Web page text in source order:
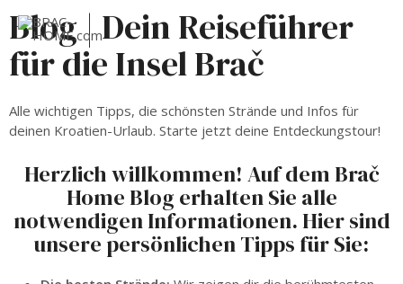
Blog | Dein Reiseführer
für die Insel Brač
Alle wichtigen Tipps, die schönsten Strände und Infos für
deinen Kroatien-Urlaub. Starte jetzt deine Entdeckungstour!
Herzlich willkommen! Auf dem Brač
Home Blog erhalten Sie alle
notwendigen Informationen. Hier sind
unsere persönlichen Tipps für Sie: